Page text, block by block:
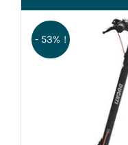
- 53% !